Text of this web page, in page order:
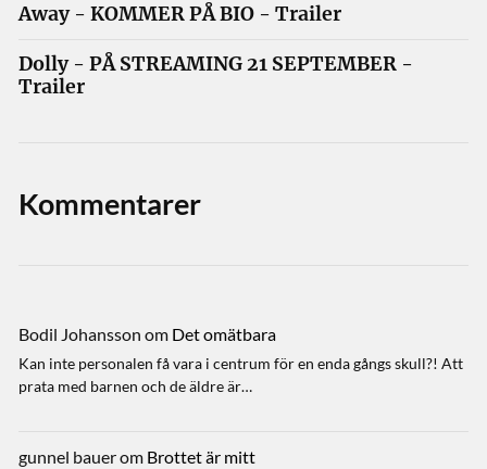
Away - KOMMER PÅ BIO - Trailer
Dolly - PÅ STREAMING 21 SEPTEMBER -
Trailer
Kommentarer
Bodil Johansson om Det omätbara
Kan inte personalen få vara i centrum för en enda gångs skull?! Att
prata med barnen och de äldre är…
gunnel bauerom Brottet är mitt